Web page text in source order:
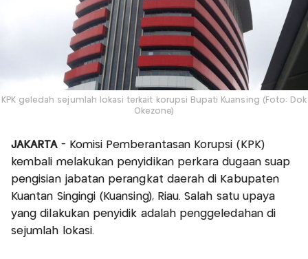
KPK geledah sejumlah lokasi terkait korupsi Bupati Kuansing (Foto: Dok
Okezone)
JAKARTA - Komisi Pemberantasan Korupsi (KPK)
kembali melakukan penyidikan perkara dugaan suap
pengisian jabatan perangkat daerah di Kabupaten
Kuantan Singingi (Kuansing), Riau. Salah satu upaya
yang dilakukan penyidik adalah penggeledahan di
sejumlah lokasi.